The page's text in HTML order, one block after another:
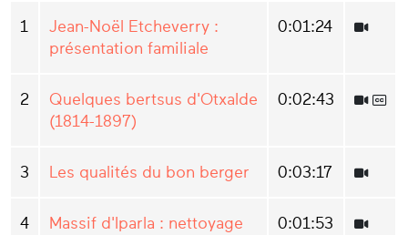
1
Jean-Noël Etcheverry :
présentation familiale
0:01:24
2
Quelques bertsus d'Otxalde
(1814-1897)
0:02:43
3 Les qualités du bon berger 0:03:17
4
Massif d'Iparla : nettoyage
0:01:53